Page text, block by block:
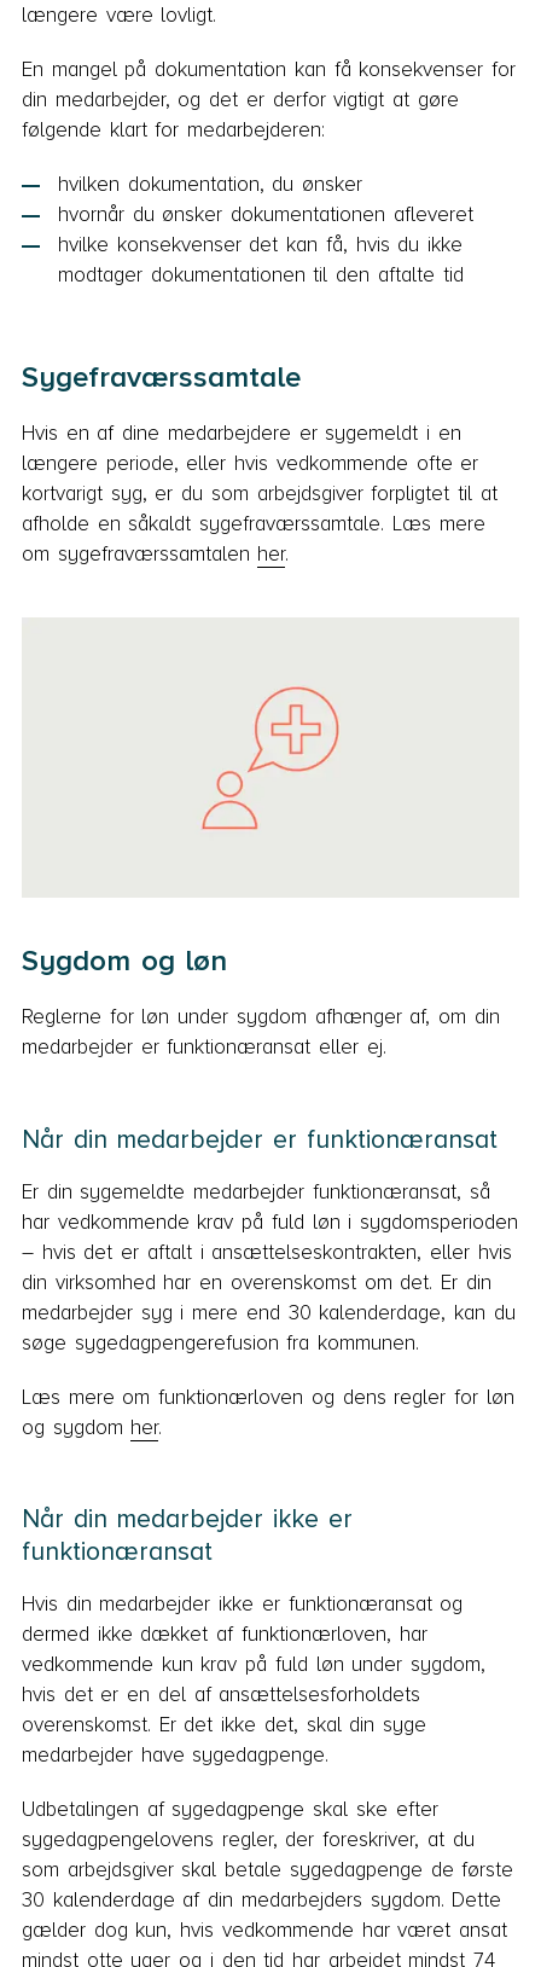
længere være lovligt.
En mangel på dokumentation kan få konsekvenser for
din medarbejder, og det er derfor vigtigt at gøre
følgende klart for medarbejderen:
hvilken dokumentation, du ønsker
hvornår du ønsker dokumentationen afleveret
hvilke konsekvenser det kan få, hvis du ikke
modtager dokumentationen til den aftalte tid
Sygefraværssamtale
Hvis en af dine medarbejdere er sygemeldt i en
længere periode, eller hvis vedkommende ofte er
kortvarigt syg, er du som arbejdsgiver forpligtet til at
afholde en såkaldt sygefraværssamtale. Læs mere
om sygefraværssamtalen her.
Sygdom og løn
Reglerne for løn under sygdom afhænger af, om din
medarbejder er funktionæransat eller ej.
Når din medarbejder er funktionæransat
Er din sygemeldte medarbejder funktionæransat, så
har vedkommende krav på fuld løn i sygdomsperioden
– hvis det er aftalt i ansættelseskontrakten, eller hvis
din virksomhed har en overenskomst om det. Er din
medarbejder syg i mere end 30 kalenderdage, kan du
søge sygedagpengerefusion fra kommunen.
Læs mere om funktionærloven og dens regler for løn
og sygdom her.
Når din medarbejder ikke er
funktionæransat
Hvis din medarbejder ikke er funktionæransat og
dermed ikke dækket af funktionærloven, har
vedkommende kun krav på fuld løn under sygdom,
hvis det er en del af ansættelsesforholdets
overenskomst. Er det ikke det, skal din syge
medarbejder have sygedagpenge.
Udbetalingen af sygedagpenge skal ske efter
sygedagpengelovens regler, der foreskriver, at du
som arbejdsgiver skal betale sygedagpenge de første
30 kalenderdage af din medarbejders sygdom. Dette
gælder dog kun, hvis vedkommende har været ansat
mindst otte uger og i den tid har arbejdet mindst 74